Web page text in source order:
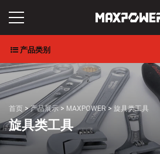
产品类别
首页 >产品展示 > MAXPOWER> 旋具类工具
旋具类工具